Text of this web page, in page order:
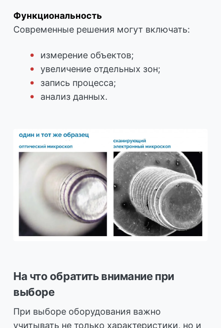
Функциональность
Современные решения могут включать:
измерение объектов;
увеличение отдельных зон;
запись процесса;
анализ данных.
На что обратить внимание при
выборе
При выборе оборудования важно
учитывать не только характеристики, но и